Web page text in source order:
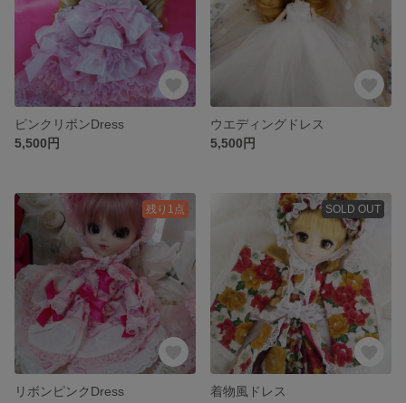
ピンクリボンDress
5,500円
ウエディングドレス
5,500円
残り1点
リボンピンクDress
SOLD OUT
着物風ドレス